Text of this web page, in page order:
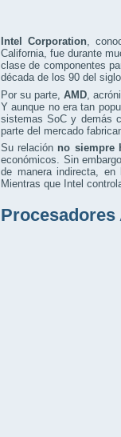
Intel Corporation,
California, fue durante
clase de componentes
década de los 90 del
Por su parte,AMD ,
Y aunque no era tan
sistemas SoC y demás
parte del mercado
Su relación no siempre
económicos. Sin
de manera indirecta, en
Mientras que Intel
Procesadores